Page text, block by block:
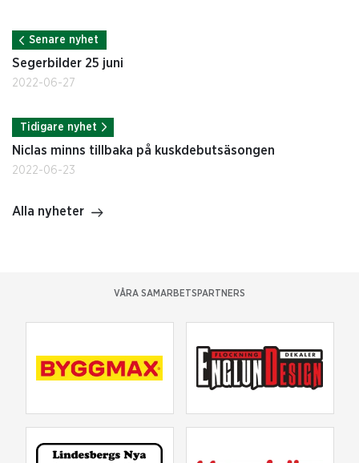
Senare nyhet
Segerbilder 25 juni
2022-06-27
Tidigare nyhet
Niclas minns tillbaka på kuskdebutsäsongen
2022-06-23
Alla nyheter
VÅRA SAMARBETSPARTNERS